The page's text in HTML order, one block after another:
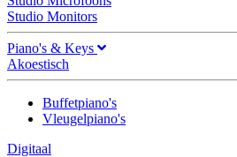
Studio Monitors
Piano's & Keys
Akoestisch
Buffetpiano's
Vleugelpiano's
Digitaal